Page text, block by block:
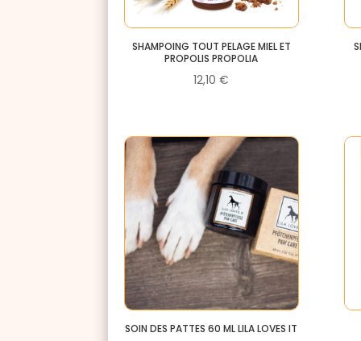
SHAMPOING TOUT PELAGE MIEL ET
PROPOLIS PROPOLIA
12,10€
SOIN DES PATTES 60 ML LILA LOVES IT